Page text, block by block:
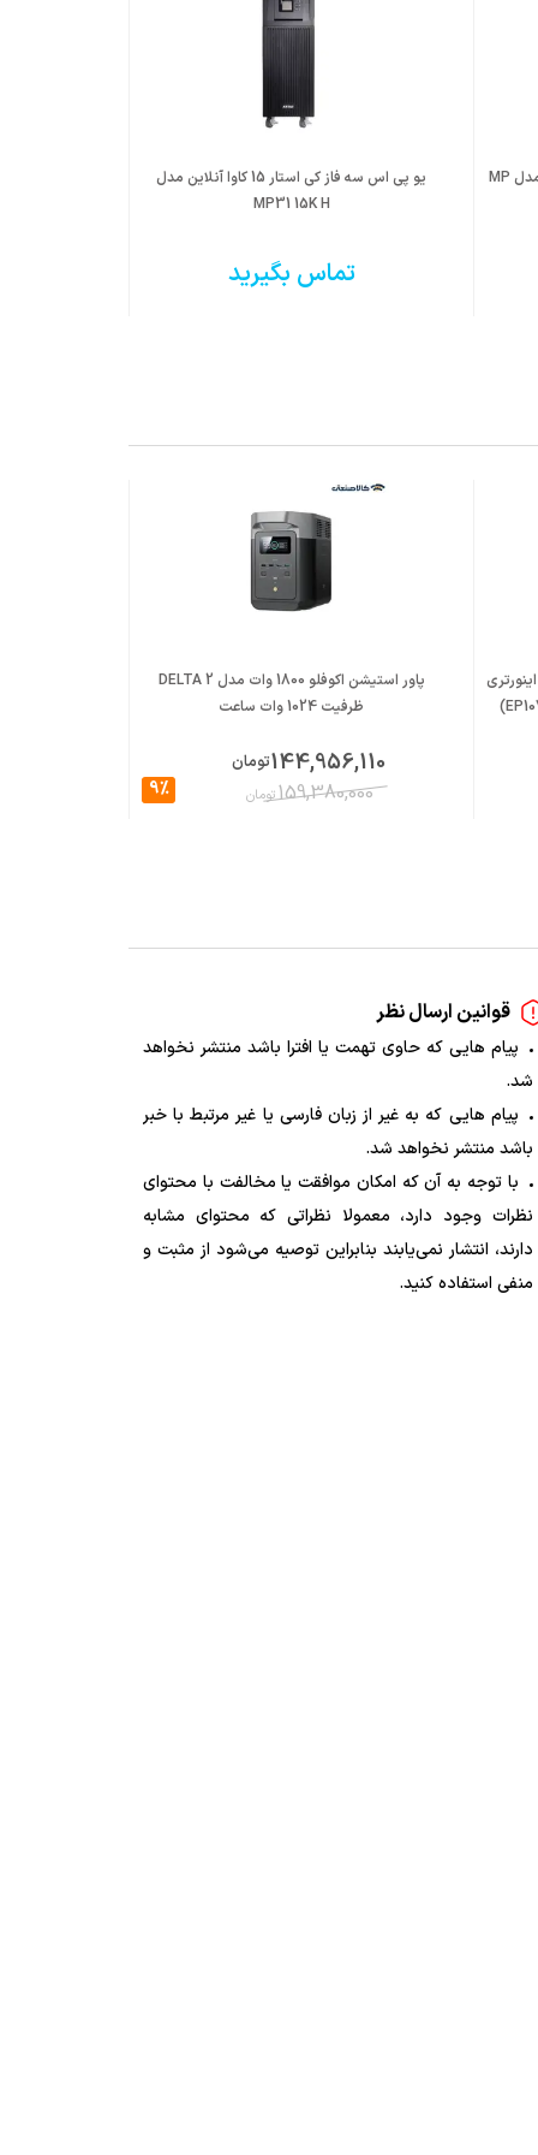
یو پی اس تک فاز کی استار 10 کاوا آنلاین مدل MP
یو پی اس سه فاز کی استار 15 کاوا آنلاین مدل
MP31 15K H
تماس بگیرید
پاور استیشن اکوفلو 1800 وات مدل DELTA 2
ظرفیت 1024 وات ساعت
144,956,110تومان
159,380,000تومان 9%
قوانین ارسال نظر
پیام هایی که حاوی تهمت یا افترا باشد منتشر نخواهد
شد.
پیام هایی که به غیر از زبان فارسی یا غیر مرتبط با خبر
باشد منتشر نخواهد شد.
با توجه به آن که امکان موافقت یا مخالفت با محتوای
نظرات وجود دارد، معمولا نظراتی که محتوای مشابه
دارند، انتشار نمی‌یابند بنابراین توصیه می‌شود از مثبت و
منفی استفاده کنید.